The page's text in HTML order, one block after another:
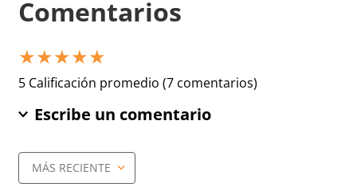
Comentarios
★★★★★
5 Calificación promedio (7 comentarios)
Escribe un comentario
Agregar comentario
MÁS RECIENTE